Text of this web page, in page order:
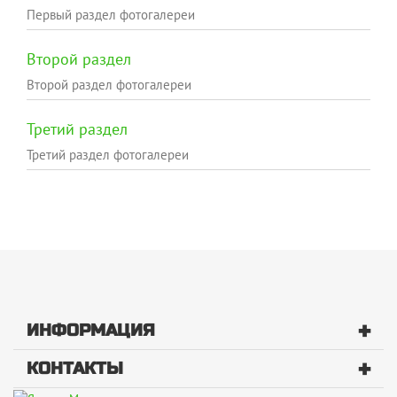
Первый раздел фотогалереи
Второй раздел
Второй раздел фотогалереи
Третий раздел
Третий раздел фотогалереи
ИНФОРМАЦИЯ +
КОНТАКТЫ +